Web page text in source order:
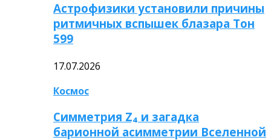
Астрофизики установили причины
ритмичных вспышек блазара Тон
599
17.07.2026
Космос
Симметрия Z₄ и загадка
барионной асимметрии Вселенной